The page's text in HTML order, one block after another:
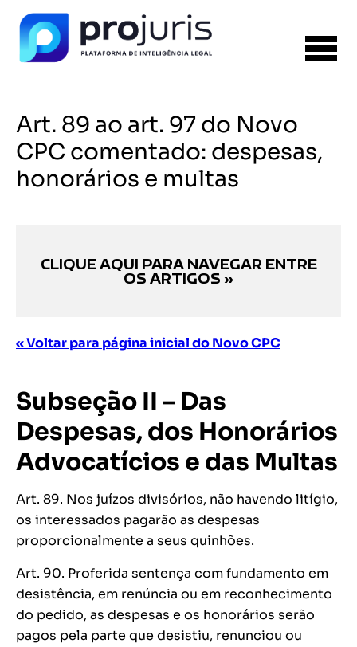
Art. 89 ao art. 97 do Novo
CPC comentado: despesas,
honorários e multas
CLIQUE AQUI PARA NAVEGAR ENTRE
OS ARTIGOS »
« Voltar para página inicial do Novo CPC
Subseção II – Das
Despesas, dos Honorários
Advocatícios e das Multas
Art. 89. Nos juízos divisórios, não havendo litígio,
os interessados pagarão as despesas
proporcionalmente a seus quinhões.
Art. 90. Proferida sentença com fundamento em
desistência, em renúncia ou em reconhecimento
do pedido, as despesas e os honorários serão
pagos pela parte que desistiu, renunciou ou